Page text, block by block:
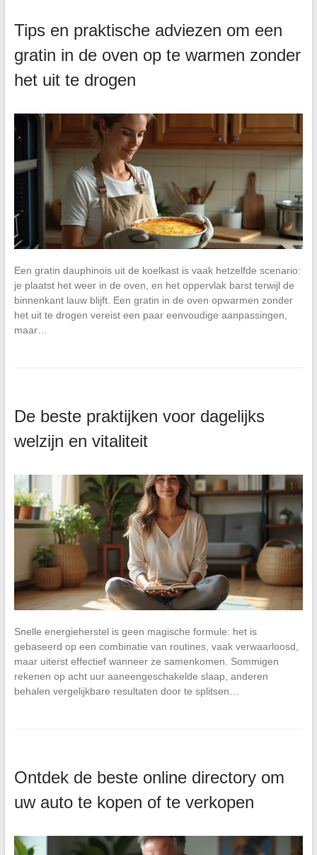
Tips en praktische adviezen om een
gratin in de oven op te warmen zonder
het uit te drogen
Een gratin dauphinois uit de koelkast is vaak hetzelfde scenario:
je plaatst het weer in de oven, en het oppervlak barst terwijl de
binnenkant lauw blijft. Een gratin in de oven opwarmen zonder
het uit te drogen vereist een paar eenvoudige aanpassingen,
maar…
De beste praktijken voor dagelijks
welzijn en vitaliteit
Snelle energieherstel is geen magische formule: het is
gebaseerd op een combinatie van routines, vaak verwaarloosd,
maar uiterst effectief wanneer ze samenkomen. Sommigen
rekenen op acht uur aaneengeschakelde slaap, anderen
behalen vergelijkbare resultaten door te splitsen…
Ontdek de beste online directory om
uw auto te kopen of te verkopen